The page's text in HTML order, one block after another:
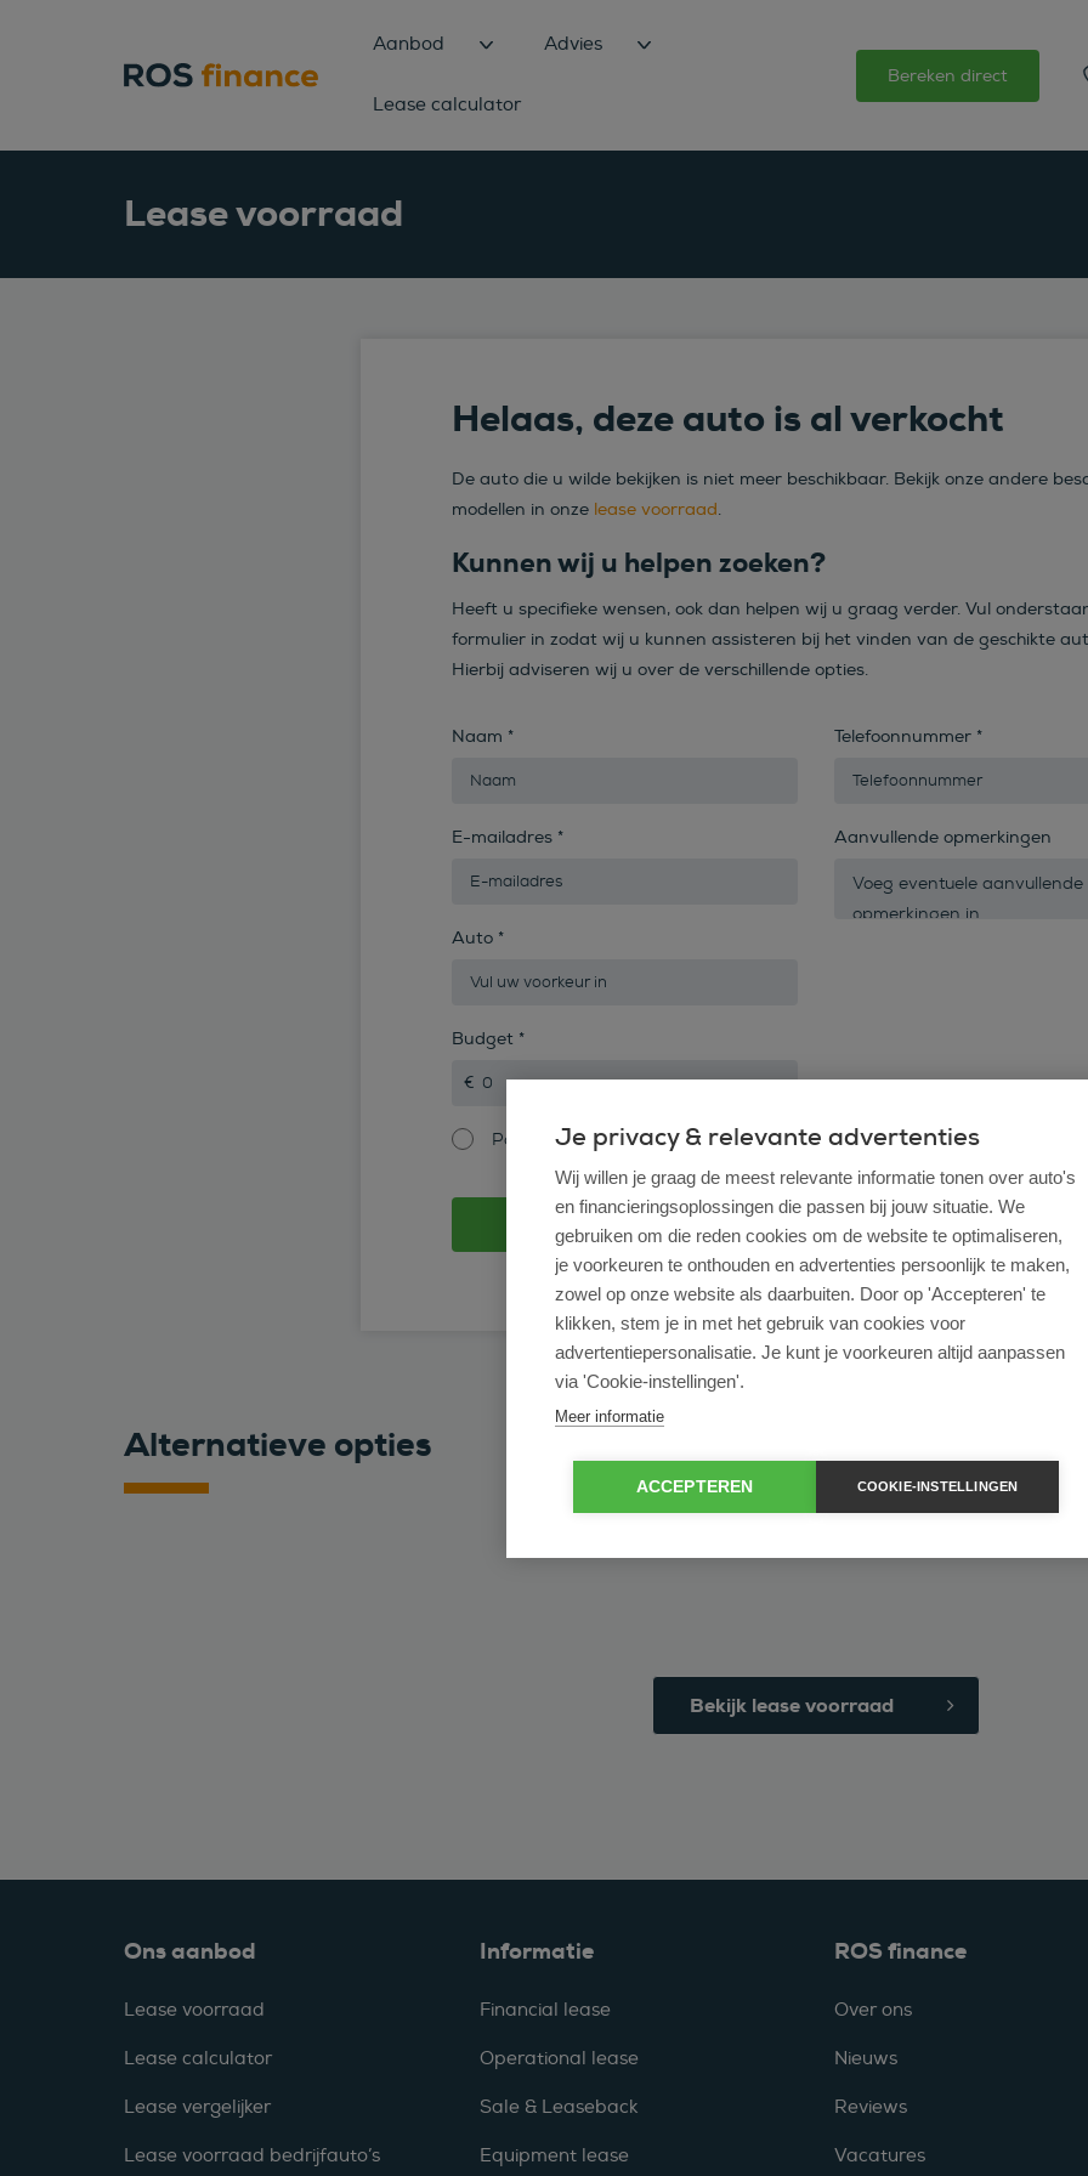
Aanbod Advies
Lease calculator
Bereken direct
Lease voorraad
Helaas, deze auto is al verkocht
De auto die u wilde bekijken is niet meer beschikbaar. Bekijk onze andere
modellen in onze lease voorraad.
Kunnen wij u helpen zoeken?
Heeft u specifieke wensen, ook dan helpen wij u graag verder. Vul
formulier in zodat wij u kunnen assisteren bij het vinden van de geschikte
Hierbij adviseren wij u over de verschillende opties.
Naam *
E-mailadres *
Auto *
Budget *
Particulier Zakelijk
Telefoonnummer *
Aanvullende opmerkingen
of bekijk ons volledige lease voorraad
Alternatieve opties
Bekijk lease voorraad
Ons aanbod
Lease voorraad
Lease calculator
Lease vergelijker
Lease voorraad bedrijfauto’s
Informatie
Financial lease
Operational lease
Sale & Leaseback
Equipment lease
ROS finance
Over ons
Nieuws
Reviews
Vacatures
Je privacy & relevante advertenties
Wij willen je graag de meest relevante informatie tonen over auto's
en financieringsoplossingen die passen bij jouw situatie. We
gebruiken om die reden cookies om de website te optimaliseren,
je voorkeuren te onthouden en advertenties persoonlijk te maken,
zowel op onze website als daarbuiten. Door op 'Accepteren' te
klikken, stem je in met het gebruik van cookies voor
advertentiepersonalisatie. Je kunt je voorkeuren altijd aanpassen
via 'Cookie-instellingen'.
Meer informatie
ACCEPTEREN COOKIE-INSTELLINGEN